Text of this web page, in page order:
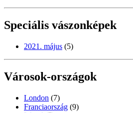
Speciális vászonképek
2021. május (5)
Városok-országok
London (7)
Franciaország (9)